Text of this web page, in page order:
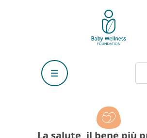
La salute, il bene più